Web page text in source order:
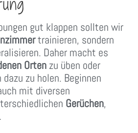
gut klappen sollten wir
trainieren, sondern
Daher macht es
Orten zu üben oder
zu holen. Beginnen
mit diversen
Gerüchen,